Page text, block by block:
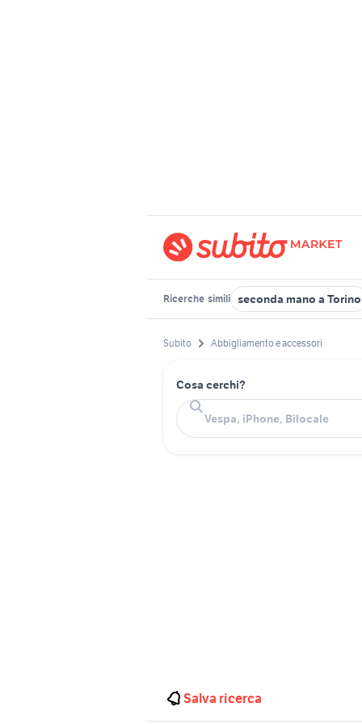
Ricerche simili seconda mano a Torino
Subito Abbigliamento e accessori
Cosa cerchi?
Salva ricerca